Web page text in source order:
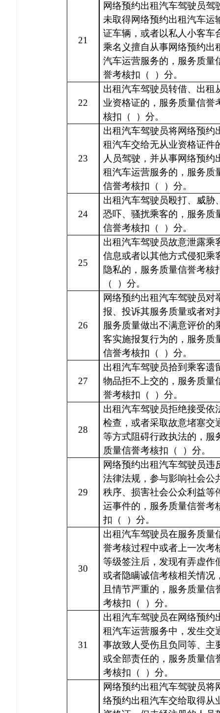
21
网络预约出租汽车驾驶员驾
未取得网络预约出租汽车运
证车辆，或者以私人小客车
乘名义擅自从事网络预约出
汽车运营服务的，服务质量
誉考核扣（
）分。
22
出租汽车驾驶员转借、出租
业资格证的，服务质量信誉
核扣（
）分。
23
出租汽车驾驶员将网络预约
租汽车交给无从业资格证件
人员驾驶，并从事网络预约
租汽车运营服务的，服务质
信誉考核扣（
）分。
24
出租汽车驾驶员殴打、威胁
恐吓、骚扰乘客的，服务质
信誉考核扣（
）分。
25
出租汽车驾驶员故意泄露乘
信息或者以其他方式侵犯乘
隐私的，服务质量信誉考核
（
）分。
26
网络预约出租汽车驾驶员对
报、投诉其服务质量或者对
服务质量做出不满意评价的
客实施报复行为的，服务质
信誉考核扣（
）分。
27
出租汽车驾驶员拾到乘客遗
物品拒不上交的，服务质量
誉考核扣（
）分。
28
出租汽车驾驶员拒绝接受依
检查，或者采取故意堵塞交
等方式阻碍行政执法的，服
质量信誉考核扣（
）分。
29
网络预约出租汽车驾驶员违
法律法规，参与影响社会公
秩序、损害社会公众利益等
运事件的，服务质量信誉考
扣（
）分。
30
出租汽车驾驶员在服务质量
誉考核过程中或者上一次考
等级签注后，发现有弄虚作
或者隐瞒诚信考核相关情况
且情节严重的，服务质量信
考核扣（
）分。
31
出租汽车驾驶员在网络预约
租汽车运营服务中，发生交
事故致人受伤且负同等、主
或全部责任的，服务质量信
考核扣（
）分。
网络预约出租汽车驾驶员将
络预约出租汽车交给取得从